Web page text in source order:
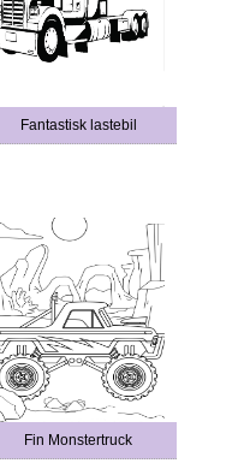
Fantastisk lastebil
Fin Monstertruck